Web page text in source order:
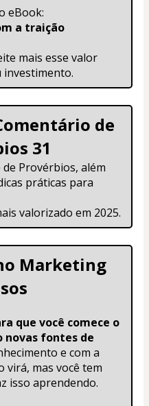
eBook:
a traição
mais esse valor
investimento.
de
31
Provérbios, além
práticas para
valorizado em 2025.
Marketing
que você comece o
novas fontes de
e com a
virá, mas você tem
isso aprendendo.